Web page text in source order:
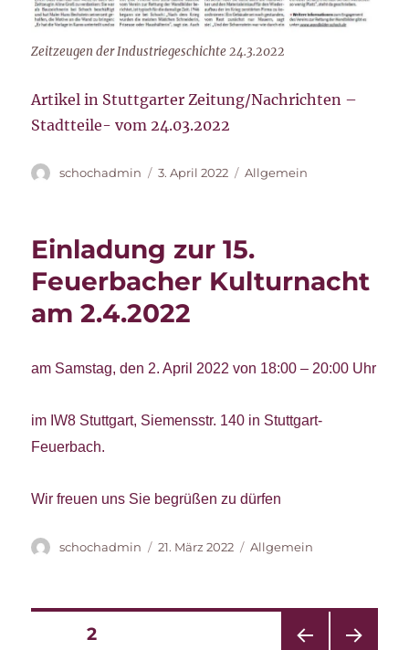
Zeitzeugen der Industriegeschichte 24.3.2022
Artikel in Stuttgarter Zeitung/Nachrichten –
Stadtteile- vom 24.03.2022
Autor
schochadmin
Veröffentlicht
3. April 2022 Kategorien
Allgemein
Einladung zur 15.
Feuerbacher Kulturnacht
am 2.4.2022
am Samstag, den 2. April 2022 von 18:00 – 20:00 Uhr
im IW8 Stuttgart, Siemensstr. 140 in Stuttgart-
Feuerbach.
Wir freuen uns Sie begrüßen zu dürfen
Autor
schochadmin
Veröffentlicht
21. März 2022 Kategorien
Allgemein
Beitragsnavigation
SEITE2